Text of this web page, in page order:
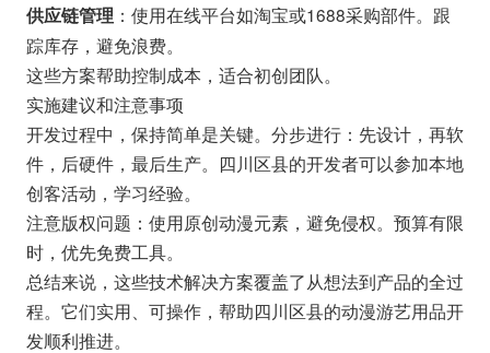
供应链管理 ：使用在线平台如淘宝或1688采购部件。跟
踪库存，避免浪费。
这些方案帮助控制成本，适合初创团队。
实施建议和注意事项
开发过程中，保持简单是关键。分步进行：先设计，再软
件，后硬件，最后生产。四川区县的开发者可以参加本地
创客活动，学习经验。
注意版权问题：使用原创动漫元素，避免侵权。预算有限
时，优先免费工具。
总结来说，这些技术解决方案覆盖了从想法到产品的全过
程。它们实用、可操作，帮助四川区县的动漫游艺用品开
发顺利推进。